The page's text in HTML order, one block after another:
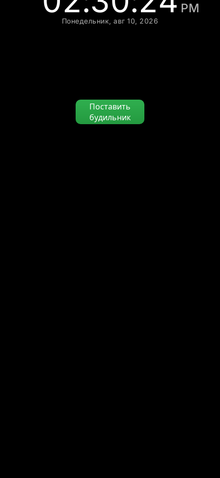
PM
Понедельник, авг 10, 2026
Поставить
будильник